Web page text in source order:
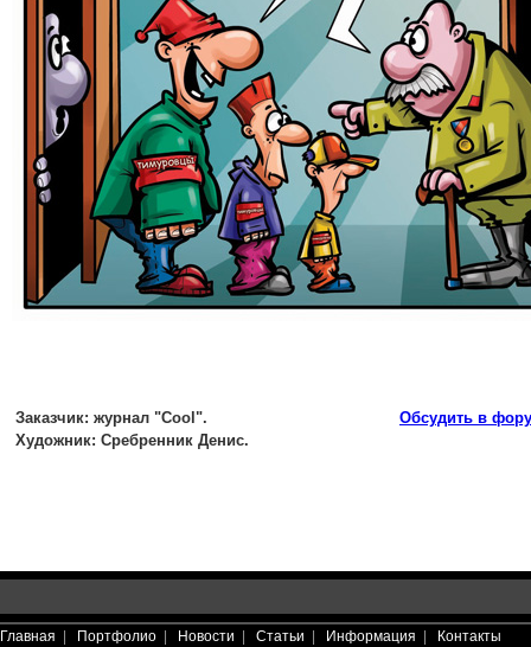
Заказчик: журнал "Cool".
Художник: Сребренник Денис.
Обсудить в
Главная Портфолио Новости Статьи Информация Контакты